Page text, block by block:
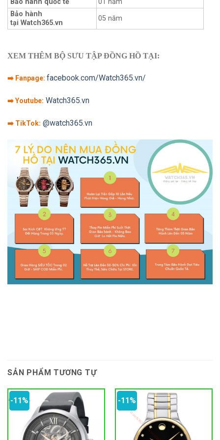
Bảo hành
tại Watch365.vn
05 năm
XEM THÊM BỘ SƯU TẬP ĐỒNG HỒ TẠI:
➡️ Fanpage: facebook.com/Watch365.vn/
➡️ Youtube: Watch365.vn
➡️ TikTok: @watch365.vn
SẢN PHẨM TƯƠNG TỰ
-11% -11%